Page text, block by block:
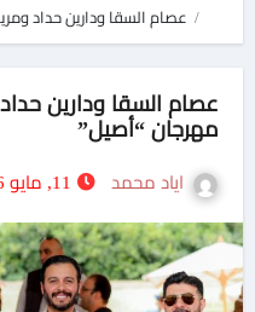
عصام السقا ودارين حداد
عصام السقا ودارين
مهرجان “أصيل”
اياد محمد